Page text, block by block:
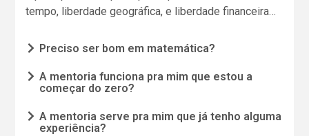
tempo, liberdade geográfica, e liberdade financeira…
Preciso ser bom em matemática?
A mentoria funciona pra mim que estou a
começar do zero?
A mentoria serve pra mim que já tenho alguma
experiência?